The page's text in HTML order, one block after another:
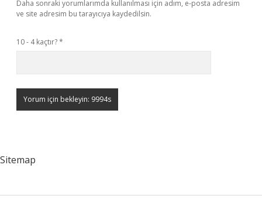
Daha sonraki yorumlarımda kullanılması için adım, e-posta adresim
ve site adresim bu tarayıcıya kaydedilsin.
10 - 4 kaçtır?*
Sitemap